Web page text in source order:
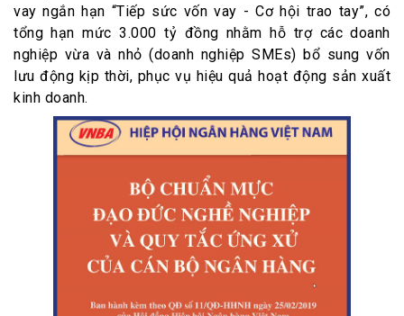
vay ngắn hạn “Tiếp sức vốn vay - Cơ hội trao tay”, có
tổng hạn mức 3.000 tỷ đồng nhằm hỗ trợ các doanh
nghiệp vừa và nhỏ (doanh nghiệp SMEs) bổ sung vốn
lưu động kịp thời, phục vụ hiệu quả hoạt động sản xuất
kinh doanh.